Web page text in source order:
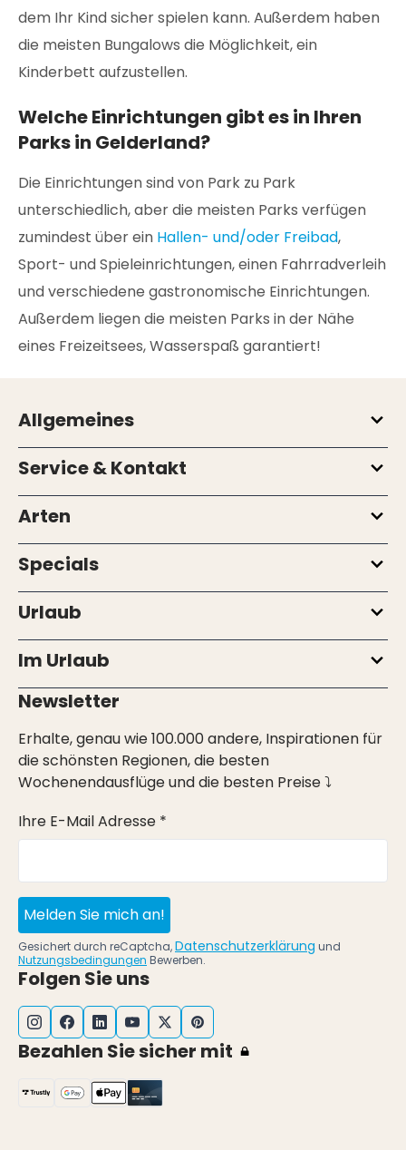
dem Ihr Kind sicher spielen kann. Außerdem haben
die meisten Bungalows die Möglichkeit, ein
Kinderbett aufzustellen.
Welche Einrichtungen gibt es in Ihren
Parks in Gelderland?
Die Einrichtungen sind von Park zu Park
unterschiedlich, aber die meisten Parks verfügen
zumindest über ein Hallen- und/oder Freibad,
Sport- und Spieleinrichtungen, einen Fahrradverleih
und verschiedene gastronomische Einrichtungen.
Außerdem liegen die meisten Parks in der Nähe
eines Freizeitsees, Wasserspaß garantiert!
Allgemeines
Service & Kontakt
Arten
Specials
Urlaub
Im Urlaub
Newsletter
Erhalte, genau wie 100.000 andere, Inspirationen für
die schönsten Regionen, die besten
Wochenendausflüge und die besten Preise ⤵
Ihre E-Mail Adresse *
Melden Sie mich an!
Gesichert durch reCaptcha,Datenschutzerklärung und
Nutzungsbedingungen Bewerben.
Folgen Sie uns
Bezahlen Sie sicher mit